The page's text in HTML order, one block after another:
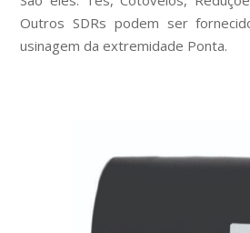
Outros SDRs podem ser
usinagem da extremidade Ponta.